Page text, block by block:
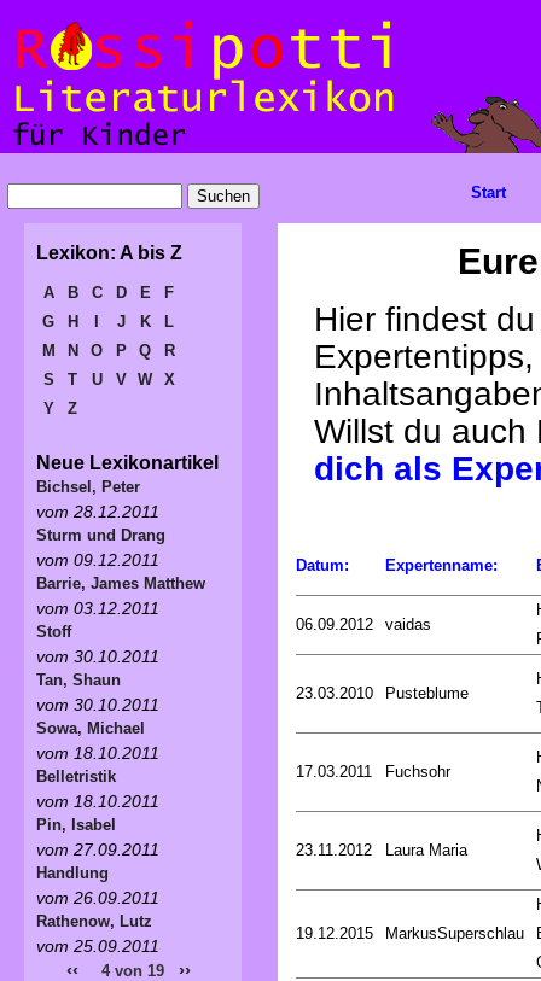
Hier findest
Willst du
dich als
Datum: Expertenname:
06.09.2012 vaidas
23.03.2010 Pusteblume
17.03.2011 Fuchsohr
23.11.2012 Laura Maria
19.12.2015 MarkusSuperschlau
Start
Lexikon: A bis Z
A B C D E
F
G
H J K
L
M
N O P Q
R
S
T U V W
X
Y
Z
Neue Lexikonartikel
Bichsel, Peter
vom 28.12.2011
Sturm und Drang
vom 09.12.2011
Barrie, James Matthew
vom 03.12.2011
Stoff
vom 30.10.2011
Tan, Shaun
vom 30.10.2011
Sowa, Michael
vom 18.10.2011
Belletristik
vom 18.10.2011
Pin, Isabel
vom 27.09.2011
Handlung
vom 26.09.2011
Rathenow, Lutz
vom 25.09.2011
‹‹ 4 von 19 ››